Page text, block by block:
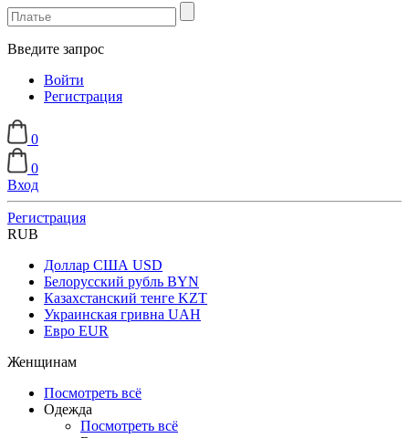
Введите запрос
Войти
Регистрация
0
0
Вход
Регистрация
RUB
Доллар США USD
Белорусский рубль BYN
Казахстанский тенге KZT
Украинская гривна UAH
Евро EUR
Женщинам
Посмотреть всё
Одежда
Посмотреть всё